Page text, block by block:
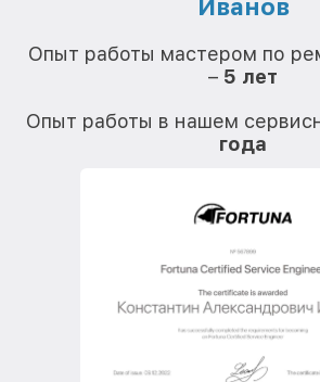
Иванов
Опыт работы мастером по
– 5 лет
Опыт работы в нашем
года